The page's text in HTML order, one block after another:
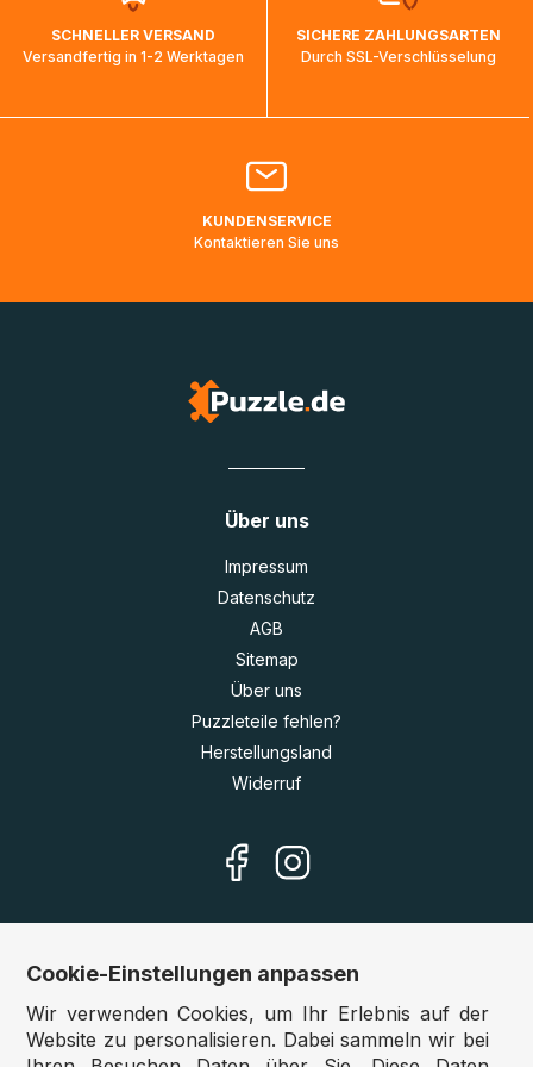
ankommen und von der dortigen Zustellorganisation weiter
bearbeitet werden.
Bitte kontaktieren Sie denKundenservicefalls Ihr Paket
Lieferadressen in Deutschland oder Europa mehrere Tage
SCHNELLER VERSAND
Versandfertig in 1-2 Werktagen
SICHERE ZAHLUNGSARTEN
Durch SSL-Verschlüsselung
KUNDENSERVICE
Kontaktieren Sie uns
Über uns
Impressum
Datenschutz
AGB
Sitemap
Über uns
Puzzleteile fehlen?
Herstellungsland
Widerruf
Unsere Shops
Deutschland:www.puzzle.de
Cookie-Einstellungen anpassen
Wir verwenden Cookies, um Ihr Erlebnis auf der
Website zu personalisieren. Dabei sammeln wir bei